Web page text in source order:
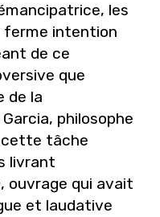
les
ferme intention
de ce
que
de la
philosophe
cette tâche
livrant
, ouvrage qui avait
et laudative